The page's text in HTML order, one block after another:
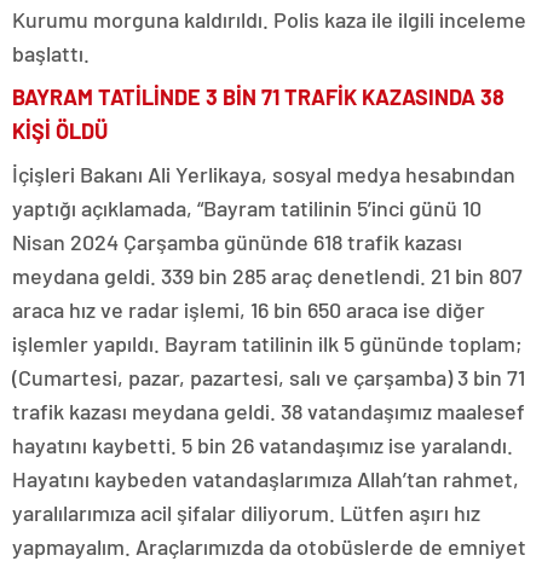
Kurumu morguna kaldırıldı. Polis kaza ile ilgili inceleme
başlattı.
BAYRAM TATİLİNDE 3 BİN 71 TRAFİK KAZASINDA 38
KİŞİ ÖLDÜ
İçişleri Bakanı Ali Yerlikaya, sosyal medya hesabından
yaptığı açıklamada, “Bayram tatilinin 5’inci günü 10
Nisan 2024 Çarşamba gününde 618 trafik kazası
meydana geldi. 339 bin 285 araç denetlendi. 21 bin 807
araca hız ve radar işlemi, 16 bin 650 araca ise diğer
işlemler yapıldı. Bayram tatilinin ilk 5 gününde toplam;
(Cumartesi, pazar, pazartesi, salı ve çarşamba) 3 bin 71
trafik kazası meydana geldi. 38 vatandaşımız maalesef
hayatını kaybetti. 5 bin 26 vatandaşımız ise yaralandı.
Hayatını kaybeden vatandaşlarımıza Allah’tan rahmet,
yaralılarımıza acil şifalar diliyorum. Lütfen aşırı hız
yapmayalım. Araçlarımızda da otobüslerde de emniyet